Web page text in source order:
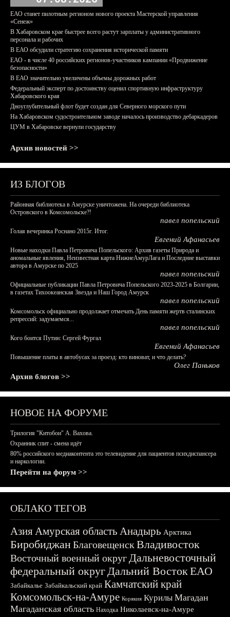
ЕАО станет пилотным регионом нового проекта Мастерской управления
«Сенеж»
В Хабаровском крае быстрее всего растут зарплаты у административного
персонала и рабочих
В ЕАО обсудили стратегию сохранения исторической памяти
ЕАО - в числе 40 российских регионов-участников кампании «Продвижение
безопасности»
В ЕАО значительно увеличены объемы дорожных работ
Федеральный эксперт по достоинству оценил спортивную инфраструктуру
Хабаровского края
Дноуглубительный флот будет создан для Северного морского пути
На Хабаровском судостроительном заводе началось производство дебаркадеров
ЦУМ в Хабаровске вернули государству
Архив новостей >>
ИЗ БЛОГОВ
Районная библиотека в Амурске уничтожена. На очереди библиотека
Островского в Комсомольске?!
павел попельский
Голая вечеринка Роснано 2015г. Итог.
Евгений Афанасьев
Новые находки Павла Петровича Попельского: Архив газеты Природа и
аномальные явления, Неизвестная карта НижнеАмурЛага и Последние выставки
автора в Амурске по 2025
павел попельский
Официальные публикации Павла Петровича Попельского 2023-2025 в Болгарии,
в газетах Тихоокеанская Звезда и Наш Город Амурск
павел попельский
Комсомольск официально продолжает отмечать День памяти жертв сталинских
репрессий: задумаемся...
павел попельский
Кого боится Путин: Сергей Фургал
Евгений Афанасьев
Повышение платы в автобусах за проезд: кто виноват, и что делать?
Олег Паньков
Архив блогов >>
НОВОЕ НА ФОРУМЕ
Трилогия "Китобои" А. Вахова.
Охранник спит - смена идёт
80% российского медиаконтента это телевидение для пациентов психдиспансера
и наркологии.
Перейти на форум >>
ОБЛАКО ТЕГОВ
АзияАмурская область Анадырь Арктика
БиробиджанБлаговещенскВладивосток
Восточный военный округДальневосточный
федеральный округДальний ВостокЕАО
Забайкалье Забайкальский край Камчатский край
Комсомольск-на-Амуре Корякия Курилы Магадан
Магаданская область Находка Николаевск-на-Амуре